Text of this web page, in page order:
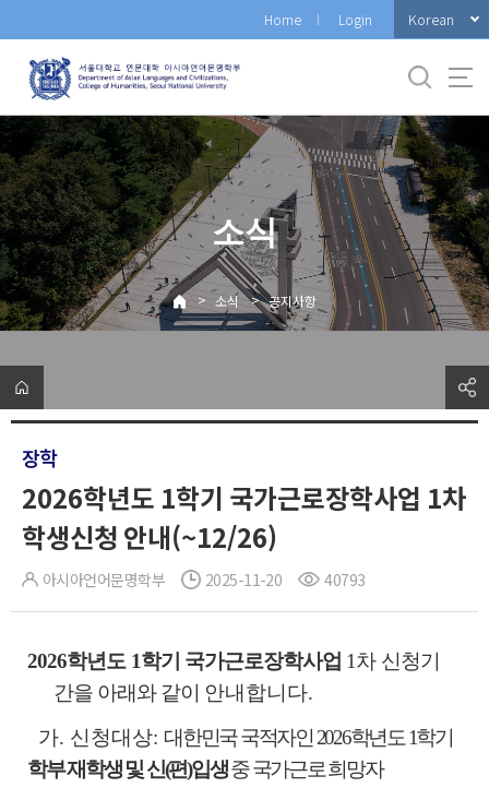
로
메
뉴
Home Login Korean
소식
> 소식 > 공지사항
장학
2026학년도 1학기 국가근로장학사업 1차
학생신청 안내(~12/26)
아시아언어문명학부 2025-11-20 40793
2026학년도 1학기 국가근로장학사업 1차 신청기
간을 아래와 같이 안내합니다.
가. 신청대상: 대한민국 국적자인 2026학년도 1학기
학부 재학생 및 신(편)입생중 국가근로 희망자